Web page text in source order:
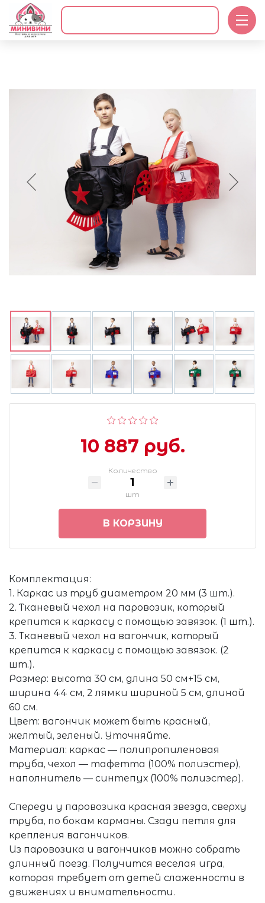
10 887 руб.
Количество
шт
В КОРЗИНУ
Комплектация:
1. Каркас из труб диаметром 20 мм (3 шт.).
2. Тканевый чехол на паровозик, который
крепится к каркасу с помощью завязок. (1 шт.).
3. Тканевый чехол на вагончик, который
крепится к каркасу с помощью завязок. (2
шт.).
Размер: высота 30 см, длина 50 см+15 см,
ширина 44 см, 2 лямки шириной 5 см, длиной
60 см.
Цвет: вагончик может быть красный,
желтый, зеленый. Уточняйте.
Материал: каркас — полипропиленовая
труба, чехол — тафетта (100% полиэстер),
наполнитель — синтепух (100% полиэстер).
Спереди у паровозика красная звезда, сверху
труба, по бокам карманы. Сзади петля для
крепления вагончиков.
Из паровозика и вагончиков можно собрать
длинный поезд. Получится веселая игра,
которая требует от детей слаженности в
движениях и внимательности.